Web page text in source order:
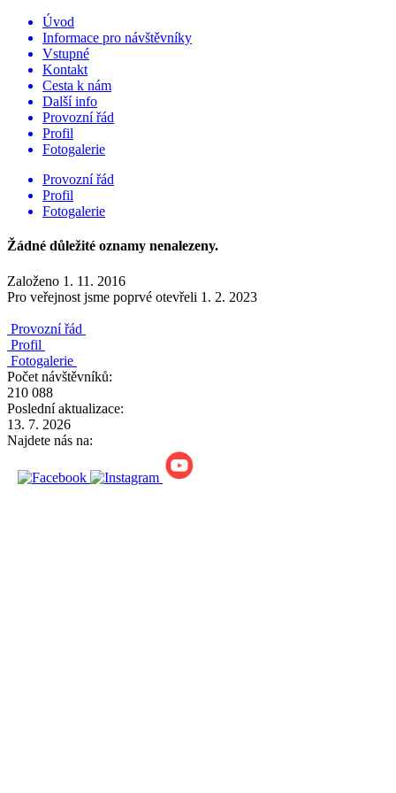
Úvod
Informace pro návštěvníky
Vstupné
Kontakt
Cesta k nám
Další info
Provozní řád
Profil
Fotogalerie
Provozní řád
Profil
Fotogalerie
Žádné důležité oznamy nenalezeny.
Založeno 1. 11. 2016
Pro veřejnost jsme poprvé otevřeli 1. 2. 2023
Provozní řád
Profil
Fotogalerie
Počet návštěvníků:
210 088
Poslední aktualizace:
13. 7. 2026
Najdete nás na: